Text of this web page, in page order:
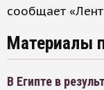
сообщает
Материалы
В Египте в